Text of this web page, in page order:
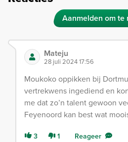
Aanmelden om te
Mateju
28 juli 2024 17:56
Moukoko oppikken bij
vertrekwens ingediend en
me dat zo’n talent gewoon
Feyenoord kan best wat
3 1 Reageer